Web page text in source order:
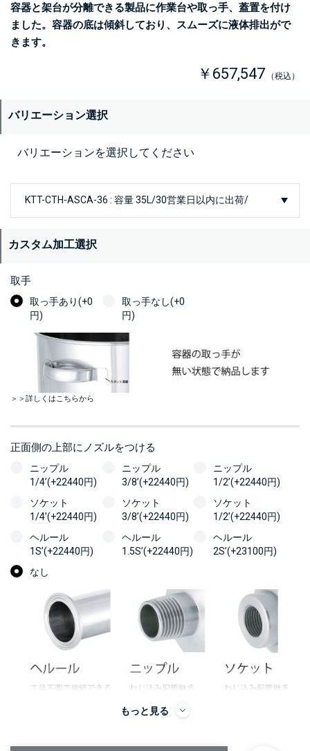
容器と架台が分離できる製品に作業台や取っ手、蓋置を付け
ました。容器の底は傾斜しており、スムーズに液体排出がで
きます。
￥657,547 （税込）
バリエーション選択
バリエーションを選択してください
カスタム加工選択
取手
取っ手あり(+0
円)
取っ手なし(+0
円)
＞＞詳しくはこちらから
正面側の上部にノズルをつける
ニップル
1/4’(+22440円)
ニップル
3/8’(+22440円)
ニップル
1/2’(+22440円)
ソケット
1/4’(+22440円)
ソケット
3/8’(+22440円)
ソケット
1/2’(+22440円)
ヘルール
1S’(+22440円)
ヘルール
1.5S’(+22440円)
ヘルール
2S’(+23100円)
なし
もっと見る